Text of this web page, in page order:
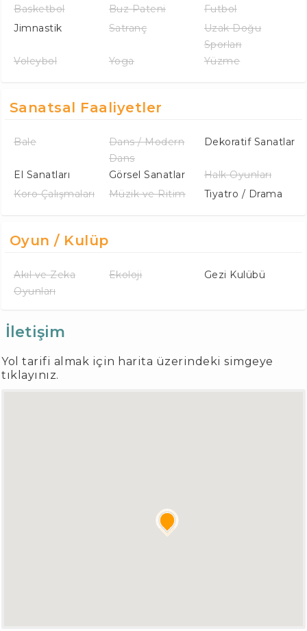
Basketbol Buz Pateni
Futbol
Jimnastik
Satranç
Uzak Doğu
Sporları
Voleybol
Yoga Yüzme
Sanatsal Faaliyetler
Bale
Dans / Modern
Dans
Dekoratif Sanatlar
El Sanatları Görsel Sanatlar
Halk Oyunları
Koro Çalışmaları
Müzik ve Ritim Tiyatro / Drama
Oyun / Kulüp
Akıl ve Zeka
Oyunları
Ekoloji Gezi Kulübü
İletişim
Yol tarifi almak için harita üzerindeki simgeye
tıklayınız.